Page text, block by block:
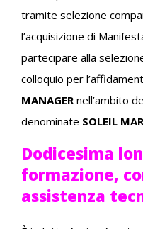
tramite selezione
l’acquisizione di
partecipare alla
colloquio per
MANAGERnell’ambito
denominate SOLEIL
Dodicesima
formazione,
assistenza